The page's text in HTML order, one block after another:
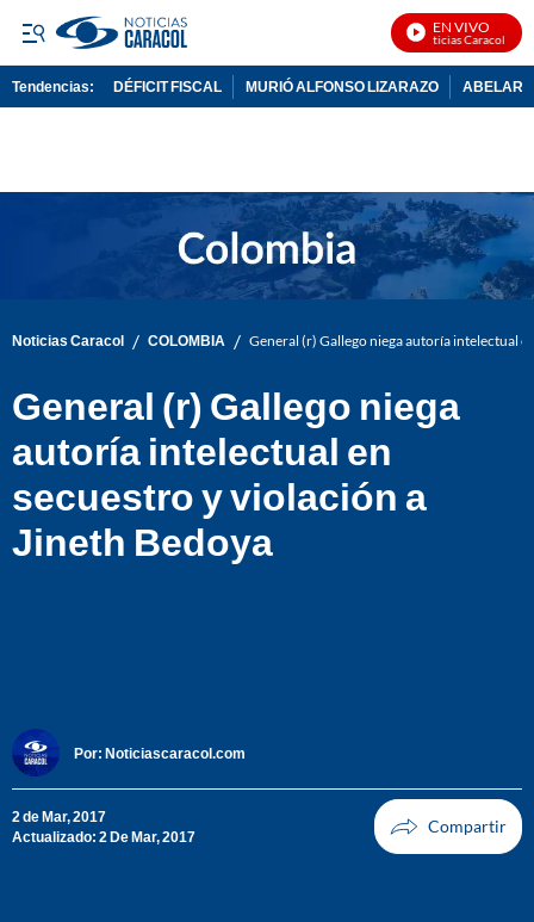
EN VIVO
Noticias Caracol En
Tendencias: DÉFICIT FISCAL MURIÓ ALFONSO LIZARAZO
Noticias Caracol / COLOMBIA / General (r) Gallego niega autoría intelectual
General (r) Gallego niega
autoría intelectual en
secuestro y violación a
Jineth Bedoya
Por: Noticiascaracol.com
2 de Mar, 2017
Actualizado: 2 De Mar, 2017